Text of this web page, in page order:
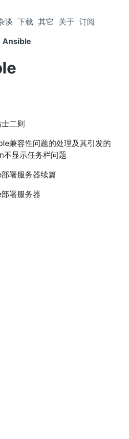
谈 下载 其它 关于 订阅
Ansible
二则
兼容性问题的处理及其引发的
不显示任务栏问题
署服务器续篇
署服务器